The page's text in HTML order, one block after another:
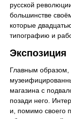
русской
большинстве
которые
типографию и
Экспозиция
Главным образом,
магазина с
позади него.
и, помимо своего